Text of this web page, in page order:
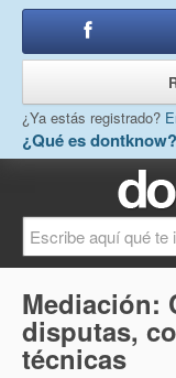
¿Qué es dontknow?
¿Ya estás registrado?
Mediación:
disputas,
técnicas